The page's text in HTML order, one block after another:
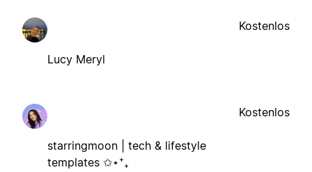
Lucy Meryl
Kostenlos
starringmoon | tech & lifestyle
templates ✩⋆⁺₊
Kostenlos